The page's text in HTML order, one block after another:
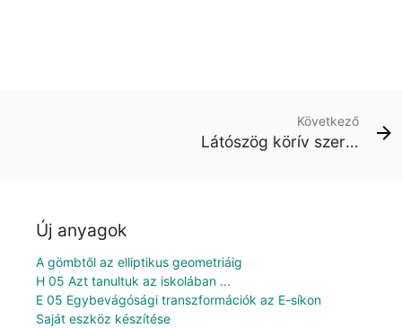
Következő
Látószög körív szerkesztése
Új anyagok
A gömbtől az elliptikus geometriáig
H 05 Azt tanultuk az iskolában ...
E 05 Egybevágósági transzformációk az E-síkon
Saját eszköz készítése